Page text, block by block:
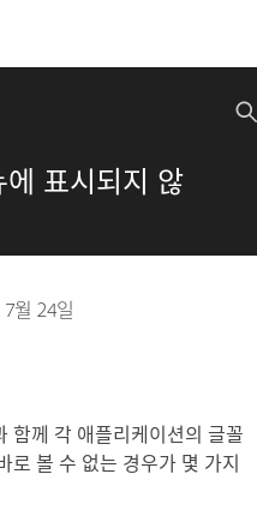
표시되지 않
월 24일
함께 각 애플리케이션의 글꼴
로 볼 수 없는 경우가 몇 가지